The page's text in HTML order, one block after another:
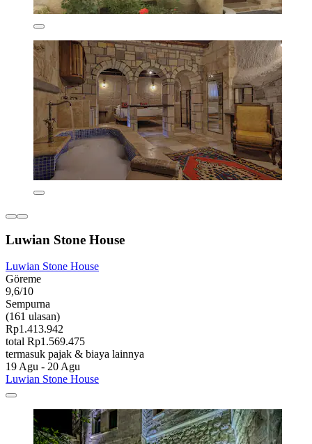
Luwian Stone House
Luwian Stone House
Göreme
9,6/10
Sempurna
(161 ulasan)
Rp1.413.942
total Rp1.569.475
termasuk pajak & biaya lainnya
19 Agu - 20 Agu
Luwian Stone House